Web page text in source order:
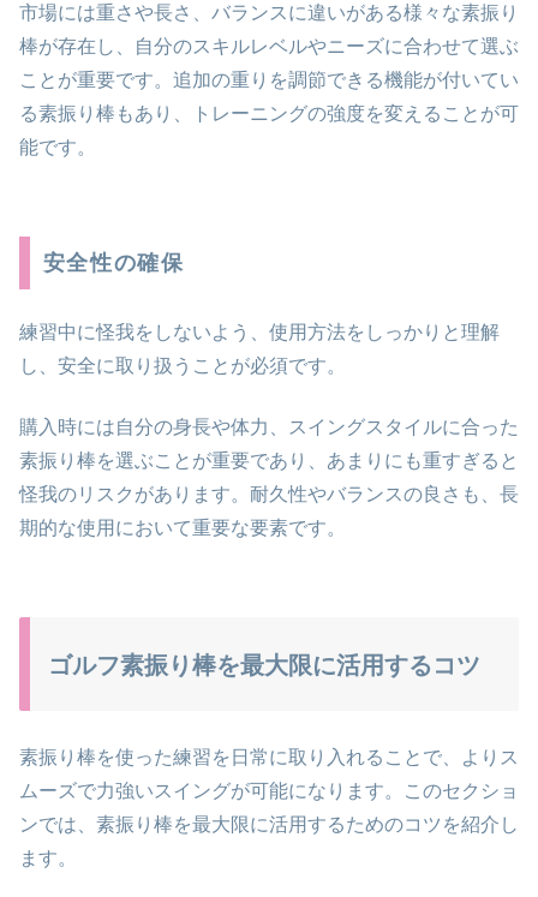
市場には重さや長さ、バランスに違いがある様々な素振り
棒が存在し、自分のスキルレベルやニーズに合わせて選ぶ
ことが重要です。追加の重りを調節できる機能が付いてい
る素振り棒もあり、トレーニングの強度を変えることが可
能です。
安全性の確保
練習中に怪我をしないよう、使用方法をしっかりと理解
し、安全に取り扱うことが必須です。
購入時には自分の身長や体力、スイングスタイルに合った
素振り棒を選ぶことが重要であり、あまりにも重すぎると
怪我のリスクがあります。耐久性やバランスの良さも、長
期的な使用において重要な要素です。
ゴルフ素振り棒を最大限に活用するコツ
素振り棒を使った練習を日常に取り入れることで、よりス
ムーズで力強いスイングが可能になります。このセクショ
ンでは、素振り棒を最大限に活用するためのコツを紹介し
ます。